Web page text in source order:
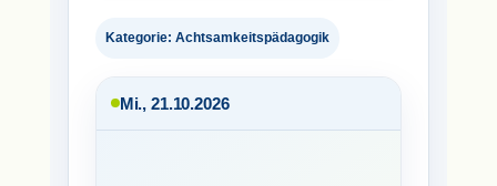
Kategorie: Achtsamkeitspädagogik
Mi., 21.10.2026